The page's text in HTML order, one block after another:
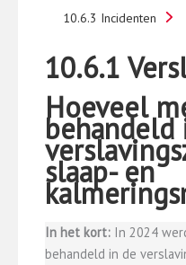
10.6.3 Incidenten
10.6.1
Hoeveel
behandeld
slaap- en
In het kort: In 2024
behandeld in de